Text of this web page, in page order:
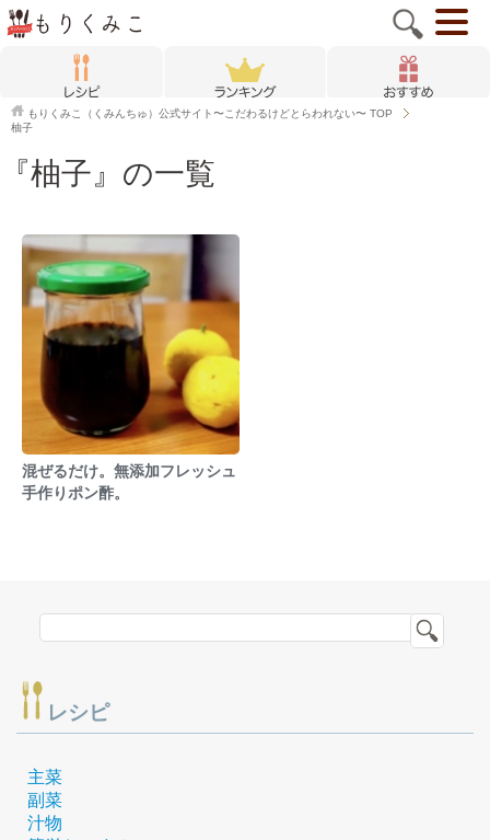
もりくみこ（くみんちゅ）公式サイト〜こだわるけどとらわれない〜 TOP
柚子
『柚子』の一覧
混ぜるだけ。無添加フレッシュ
手作りポン酢。
レシピ
主菜
副菜
汁物